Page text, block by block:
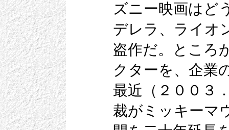
ズニー映画はど
デレラ、ライオ
盗作だ。ところ
クターを、企業
最近（２００３
裁がミッキーマ